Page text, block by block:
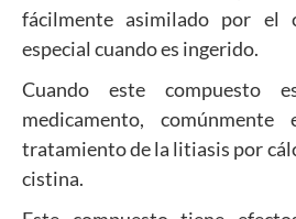
fácilmente asimilado por el
especial cuando es ingerido.
Cuando este compuesto
medicamento,
tratamiento de la litiasis por
cistina.